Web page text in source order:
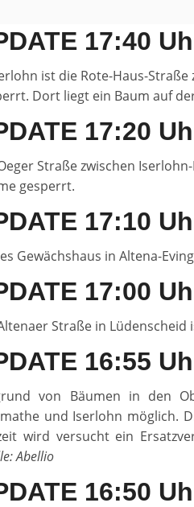
17:40
ist die Rote-Haus-
Dort liegt ein Baum auf
17:20
Straße zwischen
gesperrt.
17:10
Gewächshaus in Altena-
17:00
Straße in
16:55
von Bäumen in den
und Iserlohn möglich.
wird versucht ein
Abellio
16:50